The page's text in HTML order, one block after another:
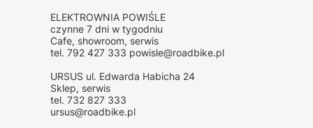
ELEKTROWNIA POWIŚLE
czynne 7 dni w tygodniu
Cafe, showroom, serwis
tel. 792 427 333 powisle@roadbike.pl
URSUS ul. Edwarda Habicha 24
Sklep, serwis
tel. 732 827 333
ursus@roadbike.pl